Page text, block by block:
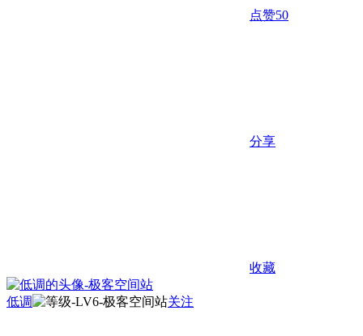
点赞50
分享
收藏
低调 关注